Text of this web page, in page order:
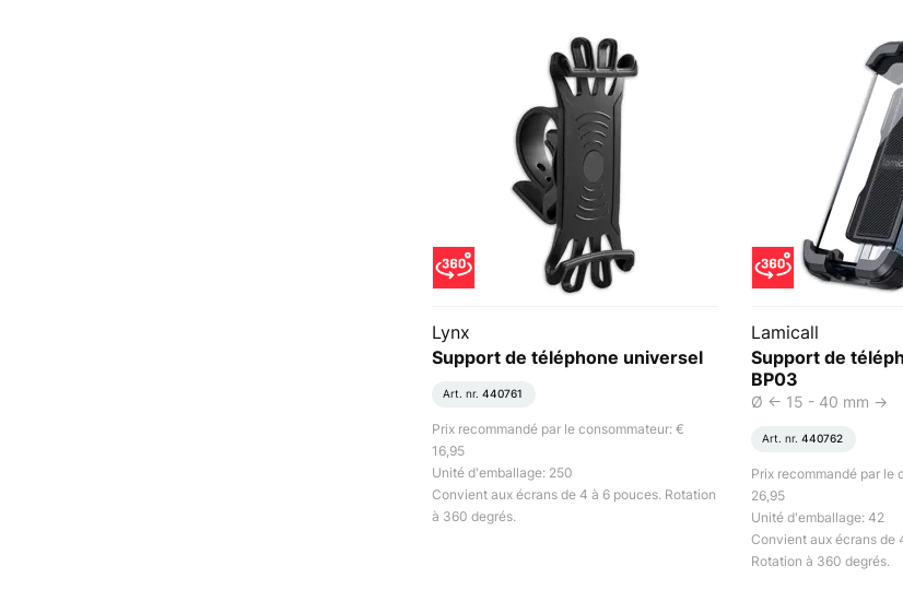
Lynx
Support de téléphone universel
Art. nr. 440761
Prix recommandé par le consommateur: €
16,95
Unité d'emballage: 250
Convient aux écrans de 4 à 6 pouces. Rotation
à 360 degrés.
Lamicall
Support de
BP03
Ø <- 15 - 40 mm ->
Art. nr. 440762
Prix recommandé par le
26,95
Unité d'emballage: 42
Convient aux écrans de
Rotation à 360 degrés.